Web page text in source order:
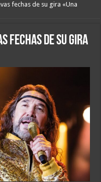
fechas de su gira «Una
fechas de su gira